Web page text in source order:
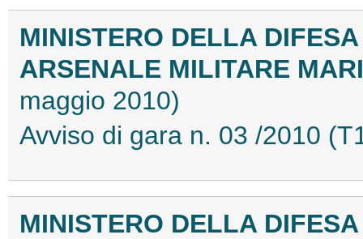
MINISTERO DELLA DIFESA
ARSENALE MILITARE
maggio 2010)
Avviso di gara n. 03 /2010
MINISTERO DELLA DIFESA